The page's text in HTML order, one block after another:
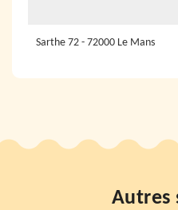
Sarthe 72 - 72000 Le Mans
Autres